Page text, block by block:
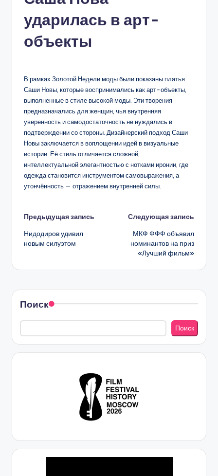
ударилась в арт-
объекты
В рамках Золотой Недели моды были показаны платья
Саши Новы, которые воспринимались как арт-объекты,
выполненные в стиле высокой моды. Эти творения
предназначались для женщин, чья внутренняя
уверенность и самодостаточность не нуждались в
подтверждении со стороны. Дизайнерский подход Саши
Новы заключается в воплощении идей в визуальные
истории. Её стиль отличается сложной,
интеллектуальной элегантностью с нотками иронии, где
одежда становится инструментом самовыражения, а
утончённость — отражением внутренней силы.
Навигация
записи
Предыдущая запись
Нидодиров удивил
новым силуэтом
Следующая запись
МКФ ФФФ объявил
номинантов на приз
«Лучший фильм»
Поиск
Поиск